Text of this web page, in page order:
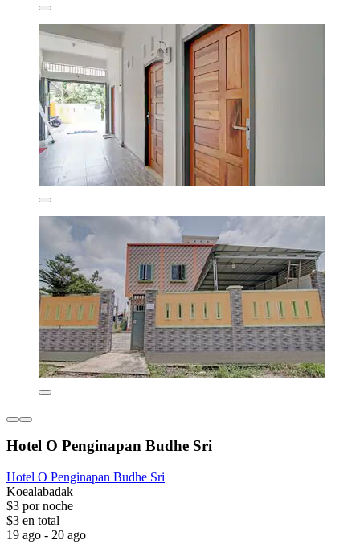
Hotel O Penginapan Budhe Sri
Hotel O Penginapan Budhe Sri
Koealabadak
$3 por noche
$3 en total
19 ago - 20 ago